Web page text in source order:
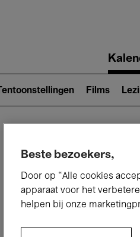
navigation
Tentoonstellingen Films
Beste bezoekers,
Door op “Alle cookies
apparaat voor het
helpen bij onze